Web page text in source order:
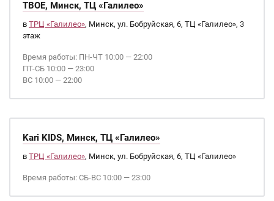
ТВОЕ, Минск, ТЦ «Галилео»
в ТРЦ «Галилео», Минск, ул. Бобруйская, 6, ТЦ «Галилео», 3
этаж
Время работы: ПН-ЧТ 10:00 — 22:00
ПТ-СБ 10:00 — 23:00
ВС 10:00 — 22:00
Kari KIDS, Минск, ТЦ «Галилео»
в ТРЦ «Галилео», Минск, ул. Бобруйская, 6, ТЦ «Галилео»
Время работы: СБ-ВС 10:00 — 23:00